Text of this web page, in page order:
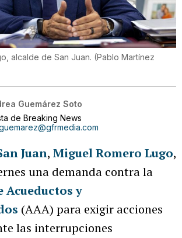
alcalde de San Juan. (Pablo Martínez
Guemárez Soto
de Breaking News
Juan, Miguel Romero Lugo,
una demanda contra la
y
(AAA) para exigir acciones
las interrupciones